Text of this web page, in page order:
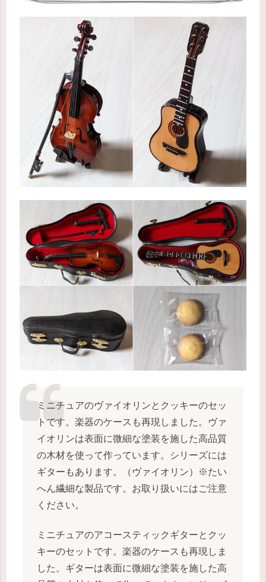
ミニチュアのヴァイオリンとクッキーのセッ
トです。楽器のケースも再現しました。ヴァ
イオリンは表面に微細な塗装を施した高品質
の木材を使って作っています。シリーズには
ギターもあります。（ヴァイオリン）※たい
へん繊細な製品です。お取り扱いにはご注意
ください。
ミニチュアのアコースティックギターとクッ
キーのセットです。楽器のケースも再現しま
した。ギターは表面に微細な塗装を施した高